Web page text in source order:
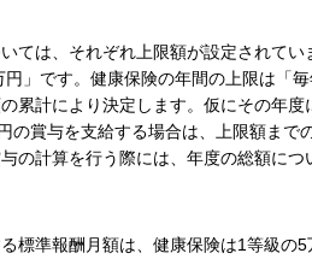
ては、それぞれ上限額が設定されて
」です。健康保険の年間の上限は「
累計により決定します。仮にその年
の賞与を支給する場合は、上限額まで
の計算を行う際には、年度の総額につ
標準報酬月額は、健康保険は1等級の